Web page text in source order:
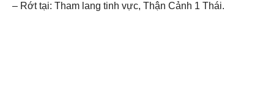
– Rớt tại: Tham lang tinh vực, Thận Cảnh 1 Thái.